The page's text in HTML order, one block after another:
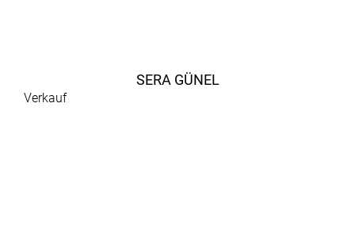
SERA GÜNEL
Verkauf